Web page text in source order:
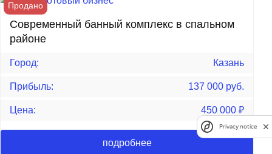
Продано
Современный банный комплекс в спальном
районе
Город: Казань
Прибыль: 137 000 руб.
Цена: 450 000 ₽
подробнее
Privacy notice